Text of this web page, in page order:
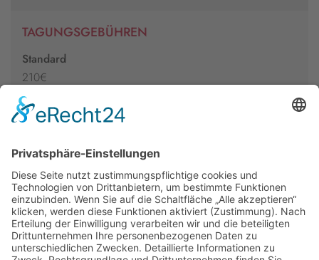
TAGUNGSGEBÜHREN
Standard
210€
Ermäßigt (für Schüler/innen, Auszubildenede,
Studierende, Freiwilligendienstler sowie Arbeitslose)
weitere Informationen
Newsletter
Presse
Anfahrt